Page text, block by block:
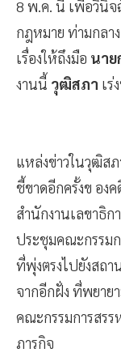
8 พ.ค. นี้ เพื่อวินิจ
กฎหมาย ท่ามกลา
เรื่องให้ถึงมือ นาย
งานนี้ วุฒิสภา เ
แหล่งข่าวในวุฒิส
ชี้ขาดอีกครั้งข อง
สำนักงานเลขาธิ
ประชุมคณะกรรม
ที่พุ่งตรงไปยังสถา
จากอีกฝั่ง ที่พยาย
คณะกรรมการสรร
ภารกิจ